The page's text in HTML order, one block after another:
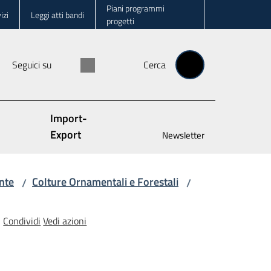
Leggi atti bandi
Piani programmi
progetti
Seguici su Cerca
Import-
Export
Newsletter
/ Colture Ornamentali e Forestali /
Condividi Vedi azioni